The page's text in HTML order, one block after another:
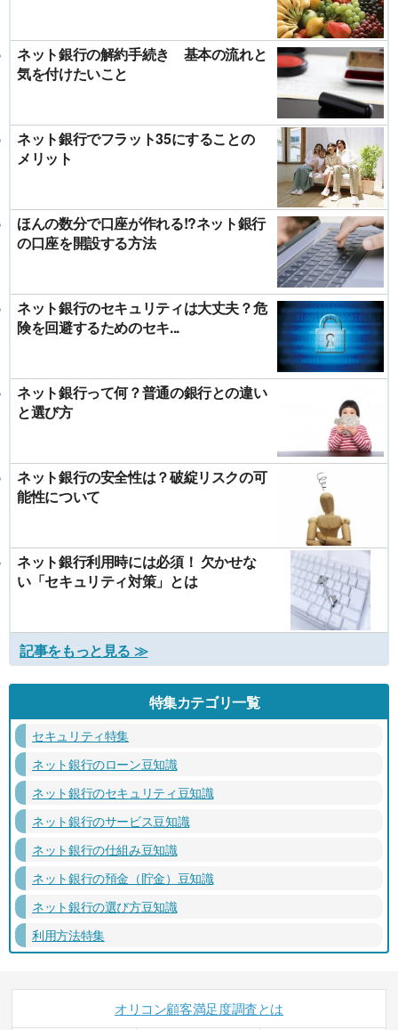
ネット銀行の解約手続き 基本の流れと
気を付けたいこと
ネット銀行でフラット35にすることの
メリット
ほんの数分で口座が作れる!?ネット銀行
の口座を開設する方法
ネット銀行のセキュリティは大丈夫？危
険を回避するためのセキ...
ネット銀行って何？普通の銀行との違い
と選び方
ネット銀行の安全性は？破綻リスクの可
能性について
ネット銀行利用時には必須！ 欠かせな
い「セキュリティ対策」とは
記事をもっと見る ≫
特集カテゴリ一覧
セキュリティ特集
ネット銀行のローン豆知識
ネット銀行のセキュリティ豆知識
ネット銀行のサービス豆知識
ネット銀行の仕組み豆知識
ネット銀行の預金（貯金）豆知識
ネット銀行の選び方豆知識
利用方法特集
オリコン顧客満足度調査とは